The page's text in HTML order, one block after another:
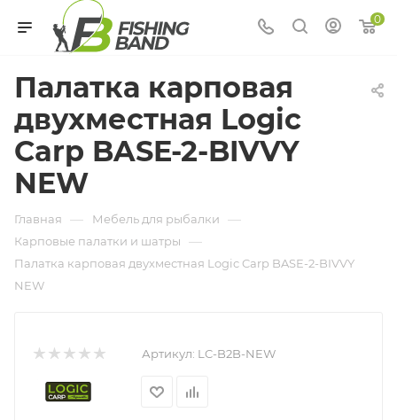
0
Палатка карповая
двухместная Logic
Carp BASE-2-BIVVY
NEW
Главная — Мебель для рыбалки —
Карповые палатки и шатры —
Палатка карповая двухместная Logic Carp BASE-2-BIVVY
NEW
Артикул: LC-B2B-NEW